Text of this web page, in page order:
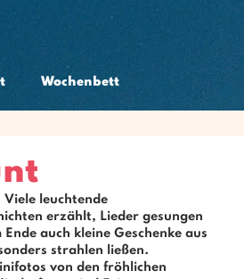
Wochenbett
Viele leuchtende
erzählt, Lieder gesungen
auch kleine Geschenke aus
strahlen ließen.
von den fröhlichen